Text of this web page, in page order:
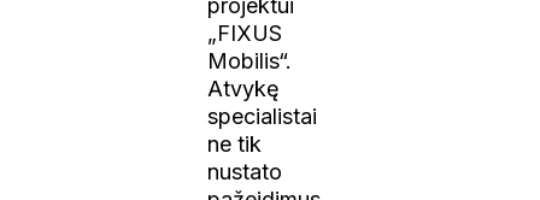
„FIXUS
Mobilis“.
Atvykę
specialistai
ne tik
nustato